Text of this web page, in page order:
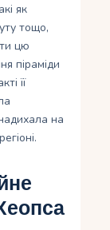
як
тощо,
цю
піраміди
її
на